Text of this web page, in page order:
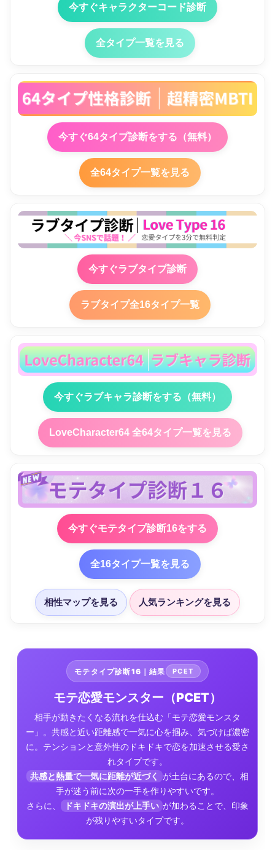
今すぐキャラクターコード診断
全タイプ一覧を見る
今すぐ64タイプ診断をする（無料）
全64タイプ一覧を見る
今すぐラブタイプ診断
ラブタイプ全16タイプ一覧
今すぐラブキャラ診断をする（無料）
LoveCharacter64 全64タイプ一覧を見る
今すぐモテタイプ診断16をする
全16タイプ一覧を見る
相性マップを見る 人気ランキングを見る
モテタイプ診断16｜結果 PCET
モテ恋愛モンスター（PCET）
相手が動きたくなる流れを仕込む「モテ恋愛モンスタ
ー」。共感と近い距離感で一気に心を掴み、気づけば濃密
に。テンションと意外性のドキドキで恋を加速させる愛さ
れタイプです。
共感と熱量で一気に距離が近づく
が土台にあるので、相
手が迷う前に次の一手を作りやすいです。
さらに、
ドキドキの演出が上手い が加わることで、印象
が残りやすいタイプです。